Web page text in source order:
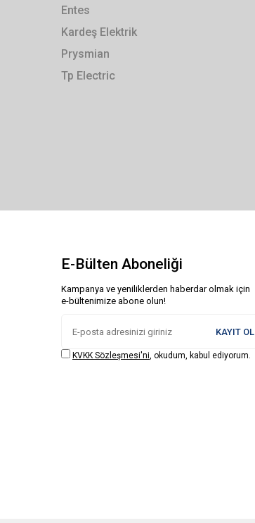
Entes
Kardeş Elektrik
Prysmian
Tp Electric
E-Bülten Aboneliği
Kampanya ve yeniliklerden haberdar olmak için
e-bültenimize abone olun!
KAYIT OL
KVKK Sözleşmesi'ni, okudum, kabul ediyorum.